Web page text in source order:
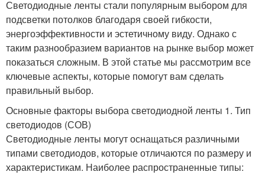
Светодиодные ленты стали популярным выбором для
подсветки потолков благодаря своей гибкости,
энергоэффективности и эстетичному виду. Однако с
таким разнообразием вариантов на рынке выбор может
показаться сложным. В этой статье мы рассмотрим все
ключевые аспекты, которые помогут вам сделать
правильный выбор.
Основные факторы выбора светодиодной ленты 1. Тип
светодиодов (СОВ)
Светодиодные ленты могут оснащаться различными
типами светодиодов, которые отличаются по размеру и
характеристикам. Наиболее распространенные типы: